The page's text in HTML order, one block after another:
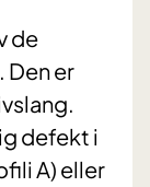
de
er
defekt i
A) eller